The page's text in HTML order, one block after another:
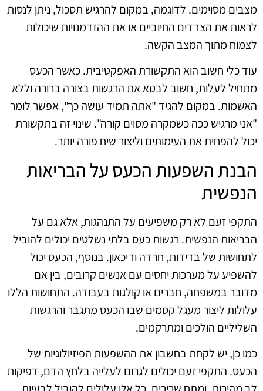
מצבים מסוימים. לדוגמה, במקום להרגיש תסכול, ניתן לנסות
לראות את הצדדים החיוביים או את ההזדמנויות שיכולות
לצמוח מתוך המצב הקשה.
עוד כלי חשוב הוא התקשורת האפקטיבית. כאשר הכעס
מתחיל לעלות, חשוב לבטא את הרגשות בצורה ברורה וללא
האשמות. במקום להגיד "אתה תמיד עושה כך", אפשר לומר
"אני מרגיש ככה כשמקרה מסוים קורה". שינוי זה בתקשורת
יכול להפחית את העימותים וליצור שיח פורה יותר.
הבנת השפעות הכעס על הבריאות
הנפשית
התקפי זעם לא רק משפיעים על התנהגות, אלא גם על
הבריאות הנפשית. רגשות כעס בלתי נשלטים יכולים להוביל
לתחושות של בדידות, חרדה ודיכאון. בנוסף, הכעס יכול
להשפיע על מערכות יחסים עם אנשים קרובים, בין אם
מדובר במשפחה, חברים או קולגות בעבודה. התחושות הללו
עלולות ליצור מעגל קסמים שבו הכעס מתגבר והרגשות
השליליים הולכים ומתרקמים.
כמו כן, יש לקחת בחשבון את ההשפעות הפיזיולוגיות של
הכעס. התקפי זעם יכולים לגרום לעלייה בלחץ הדם, דפיקות